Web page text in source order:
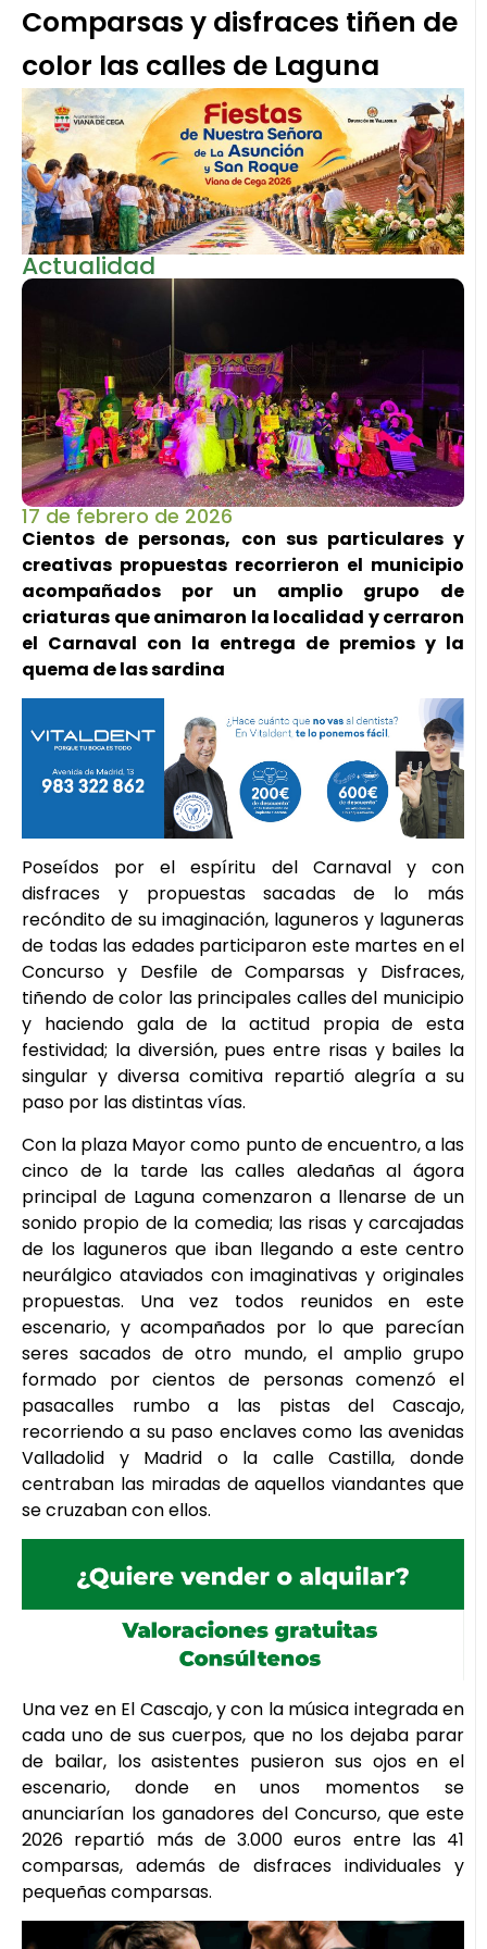
Comparsas y disfraces tiñen de
color las calles de Laguna
Actualidad
17 de febrero de 2026
Cientos de personas, con sus particulares y
creativas propuestas recorrieron el municipio
acompañados por un amplio grupo de
criaturas que animaron la localidad y cerraron
el Carnaval con la entrega de premios y la
quema de las sardina
Poseídos por el espíritu del Carnaval y con
disfraces y propuestas sacadas de lo más
recóndito de su imaginación, laguneros y laguneras
de todas las edades participaron este martes en el
Concurso y Desfile de Comparsas y Disfraces,
tiñendo de color las principales calles del municipio
y haciendo gala de la actitud propia de esta
festividad; la diversión, pues entre risas y bailes la
singular y diversa comitiva repartió alegría a su
paso por las distintas vías.
Con la plaza Mayor como punto de encuentro, a las
cinco de la tarde las calles aledañas al ágora
principal de Laguna comenzaron a llenarse de un
sonido propio de la comedia; las risas y carcajadas
de los laguneros que iban llegando a este centro
neurálgico ataviados con imaginativas y originales
propuestas. Una vez todos reunidos en este
escenario, y acompañados por lo que parecían
seres sacados de otro mundo, el amplio grupo
formado por cientos de personas comenzó el
pasacalles rumbo a las pistas del Cascajo,
recorriendo a su paso enclaves como las avenidas
Valladolid y Madrid o la calle Castilla, donde
centraban las miradas de aquellos viandantes que
se cruzaban con ellos.
Una vez en El Cascajo, y con la música integrada en
cada uno de sus cuerpos, que no los dejaba parar
de bailar, los asistentes pusieron sus ojos en el
escenario, donde en unos momentos se
anunciarían los ganadores del Concurso, que este
2026 repartió más de 3.000 euros entre las 41
comparsas, además de disfraces individuales y
pequeñas comparsas.